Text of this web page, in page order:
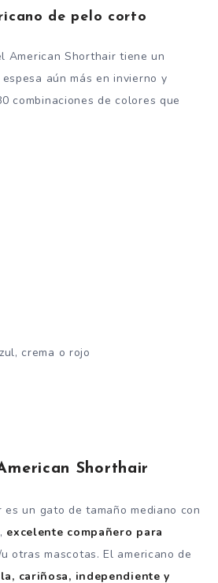
de pelo corto
American Shorthair tiene un
aún más en invierno y
combinaciones de colores que
crema o rojo
Shorthair
un gato de tamaño mediano con
excelente compañero para
otras mascotas. El americano de
cariñosa, independiente y